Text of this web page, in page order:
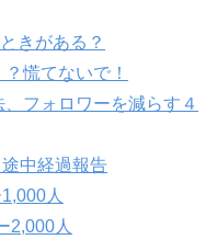
きがある？
慌てないで！
フォロワーを減らす４
中経過報告
人
2,000人